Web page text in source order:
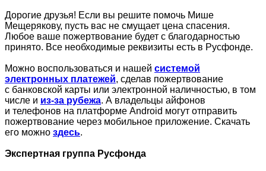
Дорогие друзья! Если вы решите помочь Мише
Мещерякову, пусть вас не смущает цена спасения.
Любое ваше пожертвование будет с благодарностью
принято. Все необходимые реквизиты есть в Русфонде.
Можно воспользоваться и нашей системой
электронных платежей, сделав пожертвование
с банковской карты или электронной наличностью, в том
числе и из-за рубежа. А владельцы айфонов
и телефонов на платформе Android могут отправить
пожертвование через мобильное приложение. Скачать
его можно здесь.
Экспертная группа Русфонда